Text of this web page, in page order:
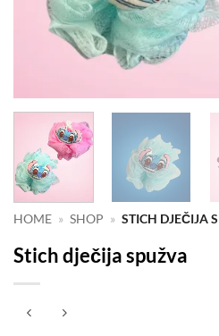
HOME » SHOP » STICH DJEČIJA
Stich dječija spužva